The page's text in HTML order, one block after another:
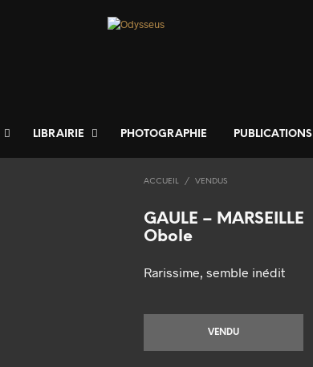
LIBRAIRIE PHOTOGRAPHIE PUBLICATIONS
ACCUEIL / VENDUS
GAULE – MARSEILLE
Obole
Rarissime, semble inédit
VENDU